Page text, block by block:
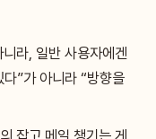
라, 일반 사용자에겐
”가 아니라 “방향을